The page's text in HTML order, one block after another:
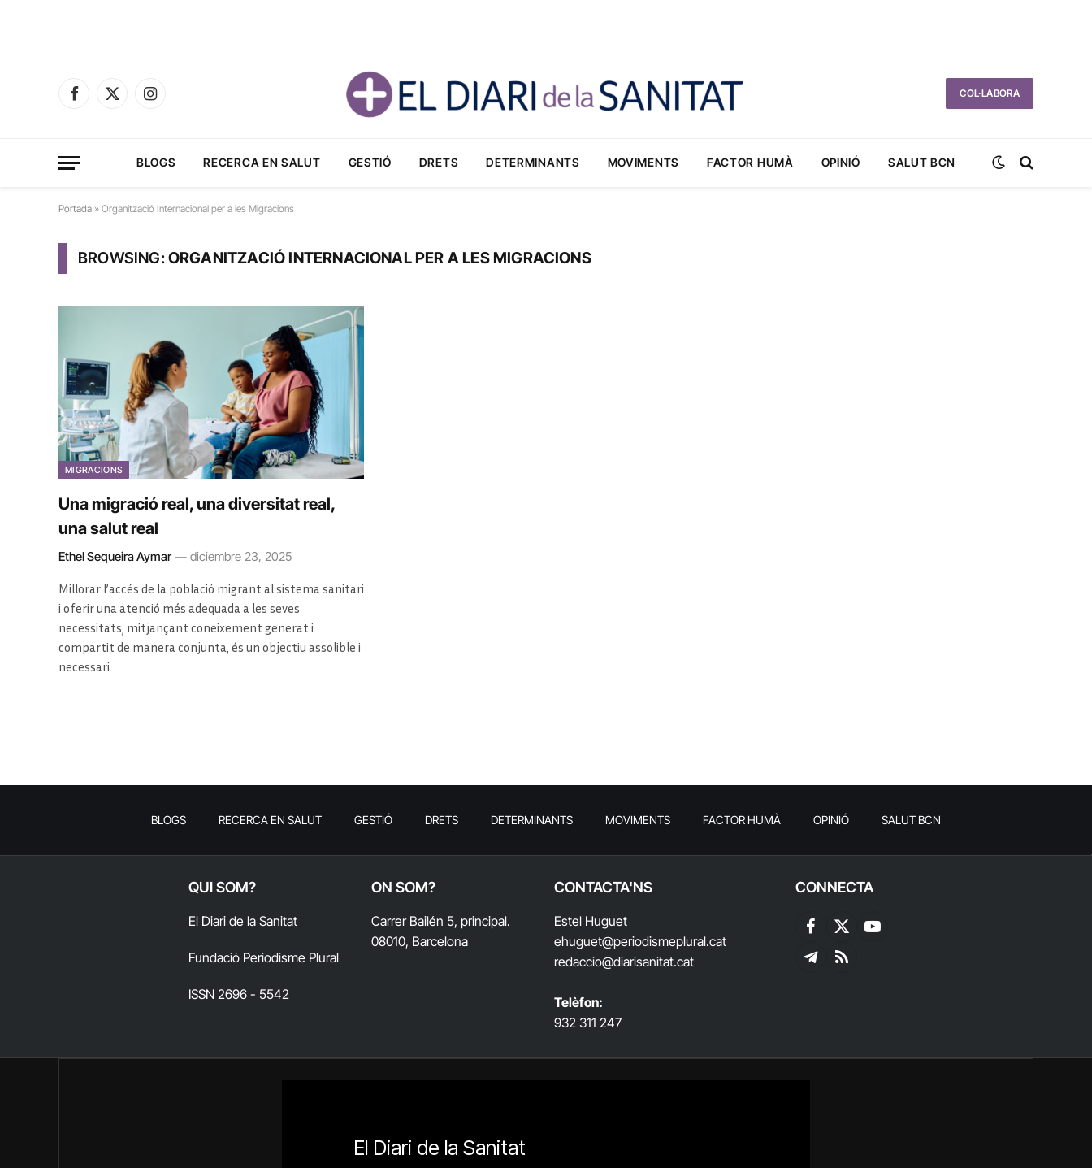
Facebook
X
Instagram
COL·LABORA
BLOGS RECERCA EN SALUT GESTIÓ DRETS DETERMINANTS MOVIMENTS FACTOR HUMÀ OPINIÓ SALUT BCN
Portada » Organització Internacional per a les Migracions
BROWSING:ORGANITZACIÓ INTERNACIONAL PER A LES MIGRACIONS
MIGRACIONS
Una migració real, una diversitat real,
una salut real
Ethel Sequeira Aymar diciembre 23, 2025
Millorar l’accés de la població migrant al sistema sanitari
i oferir una atenció més adequada a les seves
necessitats, mitjançant coneixement generat i
compartit de manera conjunta, és un objectiu assolible i
necessari.
BLOGS RECERCA EN SALUT GESTIÓ DRETS DETERMINANTS MOVIMENTS FACTOR HUMÀ OPINIÓ SALUT BCN
QUI SOM?
El Diari de la Sanitat
Fundació Periodisme Plural
ISSN 2696 - 5542
ON SOM?
Carrer Bailén 5, principal.
08010, Barcelona
CONTACTA'NS
Estel Huguet
ehuguet@periodismeplural.cat
redaccio@diarisanitat.cat
Telèfon:
932 311 247
CONNECTA
Facebook
X
(Twitter)
YouTube
TelegramRSS